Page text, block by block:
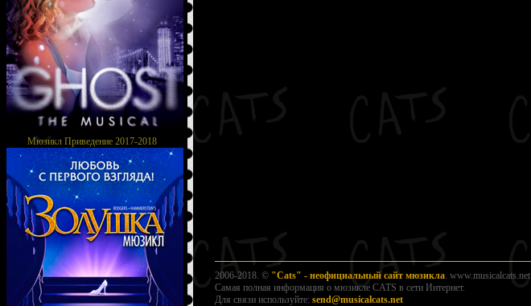
Мюзикл Приведение 2017-2018
2006-2018. © "Cats" - неофициальный сайт мюзикла. www.musicalcats.net
Самая полная информация о мюзикле CATS в сети Интернет.
Для связи используйте: send@musicalcats.net